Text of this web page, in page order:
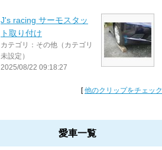
J's racing サーモスタッ
ト取り付け
カテゴリ：その他（カテゴリ
未設定）
2025/08/22 09:18:27
[他のクリップをチェック
愛車一覧